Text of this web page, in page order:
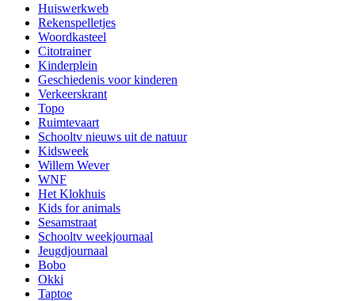
Huiswerkweb
Rekenspelletjes
Woordkasteel
Citotrainer
Kinderplein
Geschiedenis voor kinderen
Verkeerskrant
Topo
Ruimtevaart
Schooltv nieuws uit de natuur
Kidsweek
Willem Wever
WNF
Het Klokhuis
Kids for animals
Sesamstraat
Schooltv weekjournaal
Jeugdjournaal
Bobo
Okki
Taptoe